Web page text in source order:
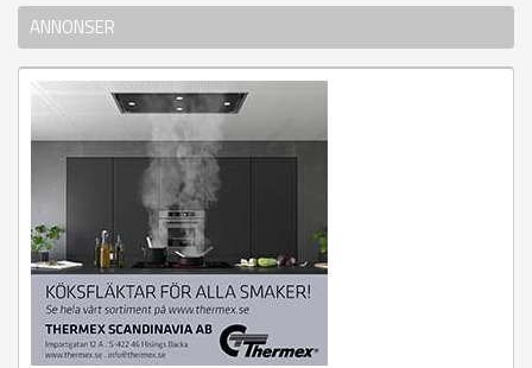
ANNONSER